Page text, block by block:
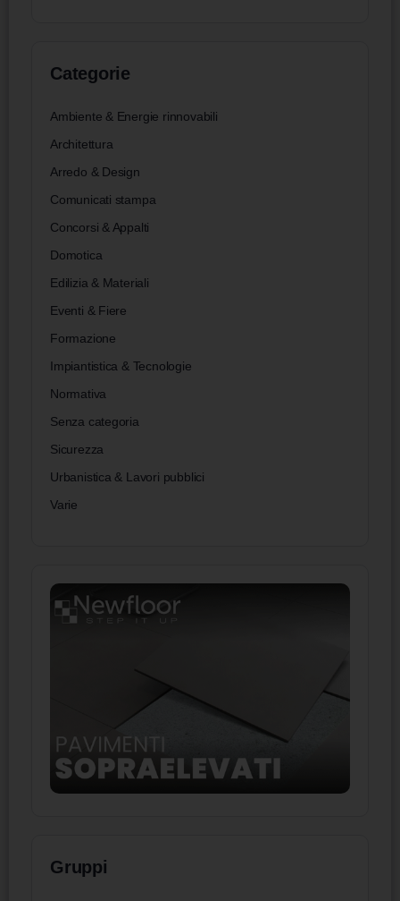
Categorie
Ambiente & Energie rinnovabili
Architettura
Arredo & Design
Comunicati stampa
Concorsi & Appalti
Domotica
Edilizia & Materiali
Eventi & Fiere
Formazione
Impiantistica & Tecnologie
Normativa
Senza categoria
Sicurezza
Urbanistica & Lavori pubblici
Varie
Gruppi